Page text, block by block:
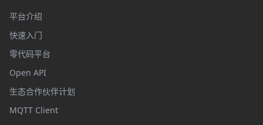
平台介绍
快速入门
零代码平台
Open API
生态合作伙伴计划
MQTT Client